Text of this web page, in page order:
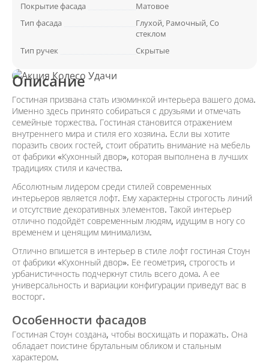
Покрытие фасада
Матовое
Тип фасада
Глухой, Рамочный, Со
стеклом
Тип ручек
Скрытые
Описание
Гостиная призвана стать изюминкой интерьера вашего дома.
Именно здесь принято собираться с друзьями и отмечать
семейные торжества. Гостиная становится отражением
внутреннего мира и стиля его хозяина. Если вы хотите
поразить своих гостей, стоит обратить внимание на мебель
от фабрики «Кухонный двор», которая выполнена в лучших
традициях стиля и качества.
Абсолютным лидером среди стилей современных
интерьеров является лофт. Ему характерны строгость линий
и отсутствие декоративных элементов. Такой интерьер
отлично подойдёт современным людям, идущим в ногу со
временем и ценящим минимализм.
Отлично впишется в интерьер в стиле лофт гостиная Стоун
от фабрики «Кухонный двор». Ее геометрия, строгость и
урбанистичность подчеркнут стиль всего дома. А ее
универсальность и вариации конфигурации приведут вас в
восторг.
Особенности фасадов
Гостиная Стоун создана, чтобы восхищать и поражать. Она
обладает поистине брутальным обликом и стальным
характером.